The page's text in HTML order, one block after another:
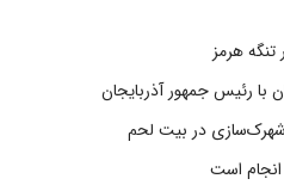
هرمز
رئیس جمهور آذربایجان
در بیت‌ لحم
انجام است